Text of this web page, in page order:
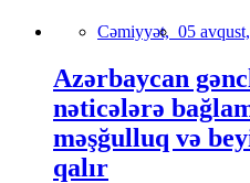
Cəmiyyət, 05
Azərbaycan
nəticələrə
məşğulluq və
qalır